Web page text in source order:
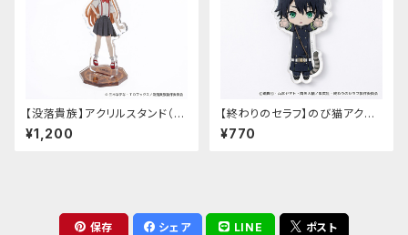
【没落貴族】アクリルスタンド（少
女ラードーン）
¥1,200
【終わりのセラフ】のび猫アクリ
ルキーホルダー（百夜優一郎）
¥770
保存 シェア LINE ポスト